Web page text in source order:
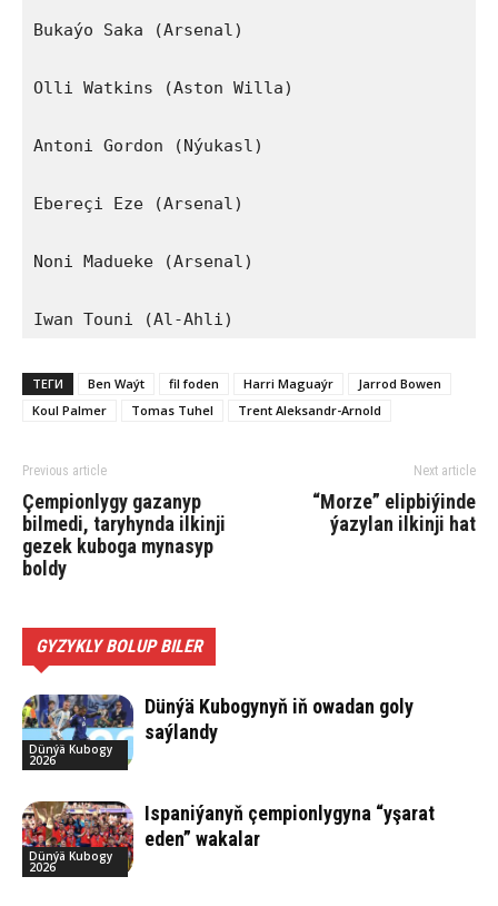
Bukaýo Saka (Arsenal)
Olli Watkins (Aston Willa)
Antoni Gordon (Nýukasl)
Ebereçi Eze (Arsenal)
Noni Madueke (Arsenal)
Iwan Touni (Al-Ahli)
ТЕГИ Ben Waýt fil foden Harri Maguaýr
Jarrod Bowen
Koul Palmer
Tomas Tuhel Trent Aleksandr-Arnold
Previous article
Çempionlygy gazanyp
bilmedi, taryhynda ilkinji
gezek kuboga mynasyp
boldy
Next article
“Morze” elipbiýinde
ýazylan ilkinji hat
GYZYKLY BOLUP BILER
Dünýä Kubogy
2026
Dünýä Kubogynyň iň owadan goly
saýlandy
Dünýä Kubogy
2026
Ispaniýanyň çempionlygyna “yşarat
eden” wakalar